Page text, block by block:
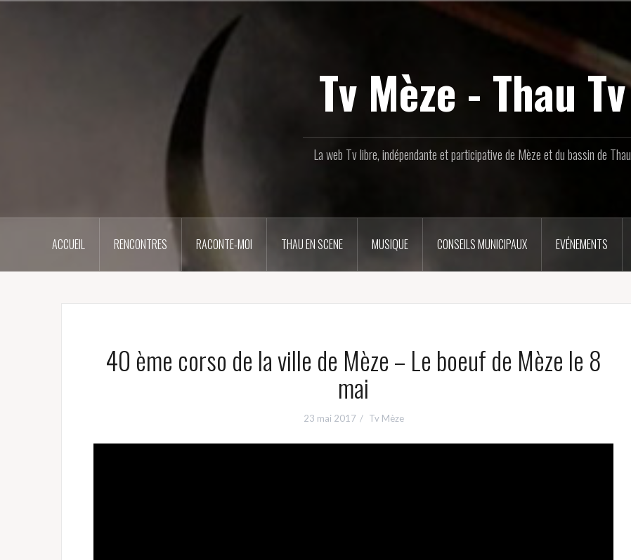
Tv Mèze - Thau Tv
La web Tv libre, indépendante et participative de Mèze et du bassin de Thau
ACCUEIL RENCONTRES RACONTE-MOI THAU EN SCENE MUSIQUE CONSEILS MUNICIPAUX EVÉNEMENTS
40 ème corso de la ville de Mèze – Le boeuf de Mèze le 8
mai
23 mai 2017 Tv Mèze